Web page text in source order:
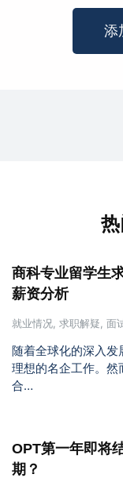
添
商科专业留学生
薪资分析
就业情况 求职解疑 面
随着全球化的深入
理想的名企工作。
合…
OPT第一年即将
期？